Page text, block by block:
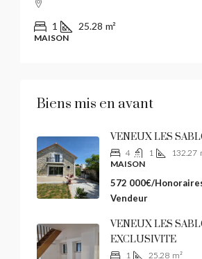
1 25.28 m²
MAISON
Biens mis en avant
VENEUX LES
4 1 132.27
MAISON
572 000€/
Vendeur
VENEUX LES
EXCLUSIVITE
1 25.28 m²